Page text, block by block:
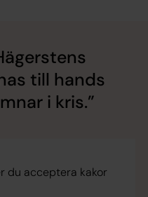
till hands
i kris.
du acceptera kakor